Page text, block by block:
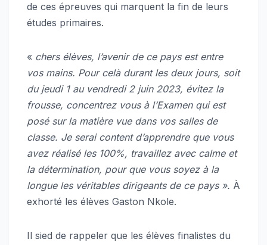
de ces épreuves qui marquent la fin de leurs
études primaires.
« chers élèves, l’avenir de ce pays est entre
vos mains. Pour celà durant les deux jours, soit
du jeudi 1 au vendredi 2 juin 2023, évitez la
frousse, concentrez vous à l’Examen qui est
posé sur la matière vue dans vos salles de
classe. Je serai content d’apprendre que vous
avez réalisé les 100%, travaillez avec calme et
la détermination, pour que vous soyez à la
longue les véritables dirigeants de ce pays ». À
exhorté les élèves Gaston Nkole.
Il sied de rappeler que les élèves finalistes du